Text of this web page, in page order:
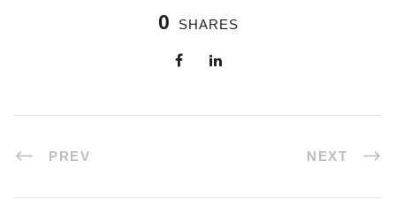
0 SHARES
PREV NEXT